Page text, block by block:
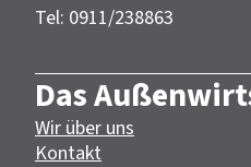
Tel: 0911/238863
Das
Wir über uns
Kontakt